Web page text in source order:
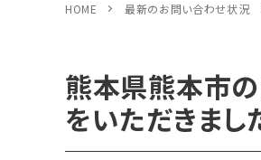
HOME 最新のお問い合わせ状況
熊本県熊本市
をいただきまし